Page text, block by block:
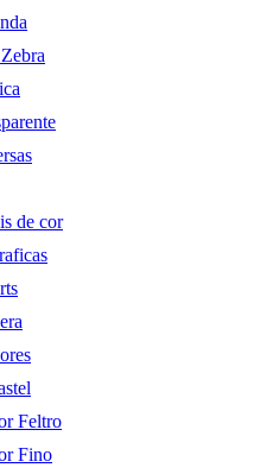
de cor
Feltro
Fino